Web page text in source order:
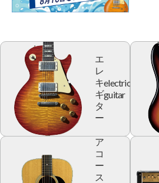
エ
レ
キ
ギ
タ
ー
electric
guitar
ア
コ
ー
ス